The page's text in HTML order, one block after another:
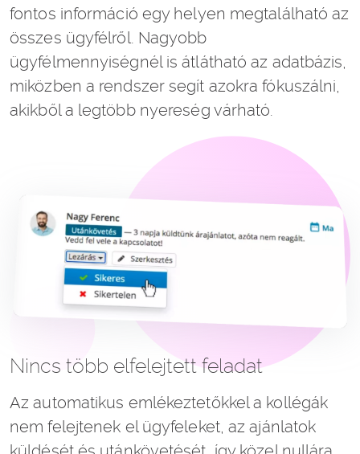
fontos információ egy helyen megtalálható az
összes ügyfélről. Nagyobb
ügyfélmennyiségnél is átlátható az adatbázis,
miközben a rendszer segít azokra fókuszálni,
akikből a legtöbb nyereség várható.
Nincs több elfelejtett feladat
Az automatikus emlékeztetőkkel a kollégák
nem felejtenek el ügyfeleket, az ajánlatok